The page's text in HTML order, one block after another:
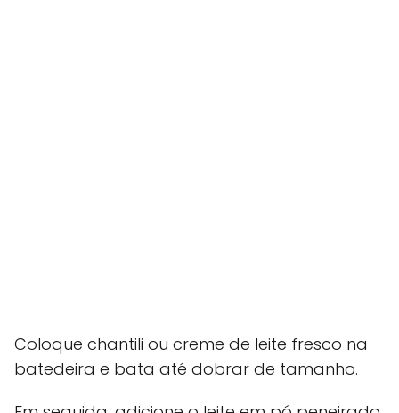
Coloque chantili ou creme de leite fresco na
batedeira e bata até dobrar de tamanho.